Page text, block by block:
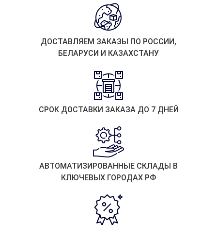
ДОСТАВЛЯЕМ ЗАКАЗЫ ПО РОССИИ,
БЕЛАРУСИ И КАЗАХСТАНУ
СРОК ДОСТАВКИ ЗАКАЗА ДО 7 ДНЕЙ
АВТОМАТИЗИРОВАННЫЕ СКЛАДЫ В
КЛЮЧЕВЫХ ГОРОДАХ РФ